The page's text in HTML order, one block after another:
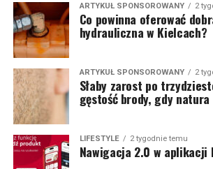
ARTYKUŁ SPONSOROWANY 2
Co powinna oferować
hydrauliczna w Kielcach?
ARTYKUŁ SPONSOROWANY 2
Słaby zarost po
gęstość brody, gdy
LIFESTYLE 2 tygodnie temu
Nawigacja 2.0 w aplikacji